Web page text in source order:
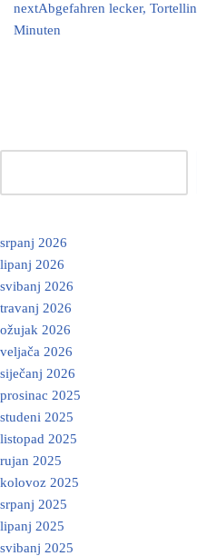
nextAbgefahren lecker,
Minuten
srpanj 2026
lipanj 2026
svibanj 2026
travanj 2026
ožujak 2026
veljača 2026
siječanj 2026
prosinac 2025
studeni 2025
listopad 2025
rujan 2025
kolovoz 2025
srpanj 2025
lipanj 2025
svibanj 2025